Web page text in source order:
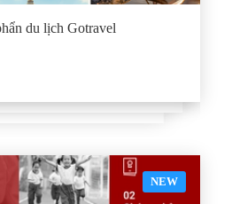
du lịch Gotravel
NEW